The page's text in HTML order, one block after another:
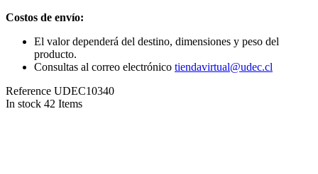
Costos de envío:
El valor dependerá del destino, dimensiones y peso del
producto.
Consultas al correo electrónico tiendavirtual@udec.cl
Reference UDEC10340
In stock 42 Items